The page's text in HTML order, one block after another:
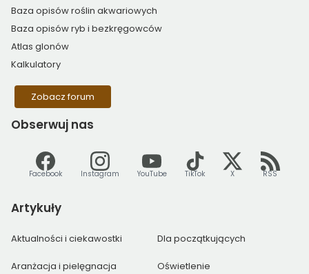
Baza opisów roślin akwariowych
Baza opisów ryb i bezkręgowców
Atlas glonów
Kalkulatory
Zobacz forum
Obserwuj nas
Facebook Instagram YouTube TikTok X RSS
Artykuły
Aktualności i ciekawostki Dla początkujących
Aranżacja i pielęgnacja Oświetlenie